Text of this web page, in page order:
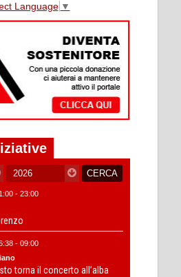
Language ▼
- 23:00
- 09:00
torna il concerto all’alba